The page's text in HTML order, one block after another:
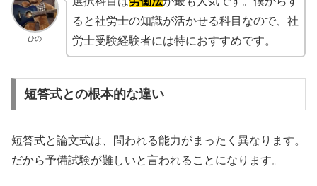
ひの
ると社労士の知識が活かせる科目なので、社
労士受験経験者には特におすすめです。
短答式との根本的な違い
短答式と論文式は、問われる能力がまったく異なります。
だから予備試験が難しいと言われることになります。